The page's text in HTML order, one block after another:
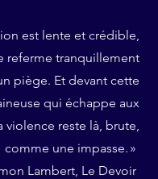
est lente et crédible,
referme tranquillement
piège. Et devant cette
qui échappe aux
violence reste là, brute,
comme une impasse. »
Lambert, Le Devoir